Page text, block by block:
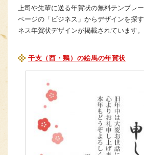
上司や先輩に送る年賀状の無料テンプレ
ページの「ビジネス」からデザインを探
ネス年賀状デザインが掲載されています。
干支（酉・鶏）の絵馬の年賀状